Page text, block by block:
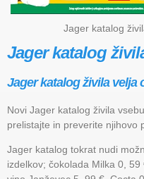
Jager katalog
Jager katalog
Jager katalog živila velja
Novi Jager katalog živila
prelistajte in preverite njihovo
Jager katalog tokrat nudi
izdelkov; čokolada Milka 0,